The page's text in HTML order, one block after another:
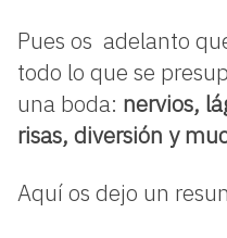
Pues os adelanto
todo lo que se
una boda: nervios,
risas, diversión y
Aquí os dejo un